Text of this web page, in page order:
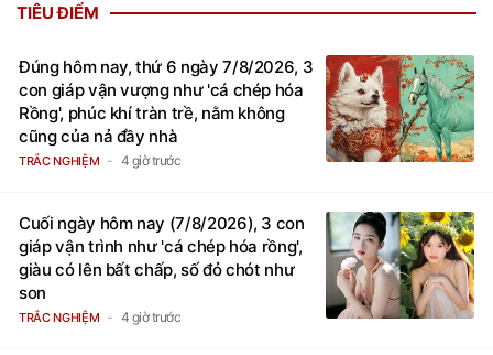
TIÊU ĐIỂM
Đúng hôm nay, thứ 6 ngày 7/8/2026, 3
con giáp vận vượng như 'cá chép hóa
Rồng', phúc khí tràn trề, nằm không
cũng của nả đầy nhà
TRẮC NGHIỆM 4 giờ trước
Cuối ngày hôm nay (7/8/2026), 3 con
giáp vận trình như 'cá chép hóa rồng',
giàu có lên bất chấp, số đỏ chót như
son
TRẮC NGHIỆM 4 giờ trước